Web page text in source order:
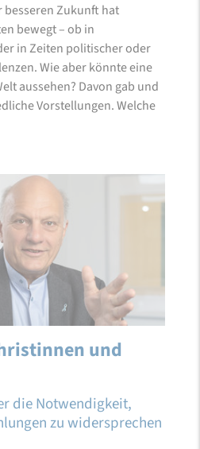
besseren Zukunft hat
bewegt – ob in
in Zeiten politischer oder
Wie aber könnte eine
aussehen? Davon gab und
Vorstellungen. Welche
und
die Notwendigkeit,
zu widersprechen